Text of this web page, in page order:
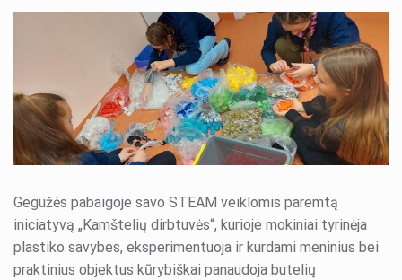
Edukacija
Pilietiškumo savaitė
GLOBE programa
Gegužės pabaigoje savo STEAM veiklomis paremtą
iniciatyvą „Kamštelių dirbtuvės“, kurioje mokiniai tyrinėja
plastiko savybes, eksperimentuoja ir kurdami meninius bei
praktinius objektus kūrybiškai panaudoja butelių